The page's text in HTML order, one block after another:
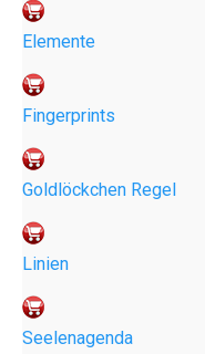
Elemente
Fingerprints
Goldlöckchen Regel
Linien
Seelenagenda